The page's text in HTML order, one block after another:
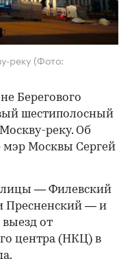
реку (Фото:
Берегового
шестиполосный
реку. Об
мэр Москвы Сергей
— Филевский
Пресненский — и
от
центра (НКЦ) в